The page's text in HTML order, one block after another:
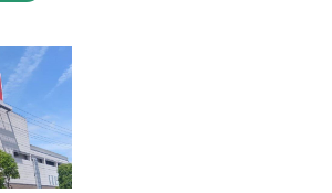
ニュースリリース
サステナビリティ